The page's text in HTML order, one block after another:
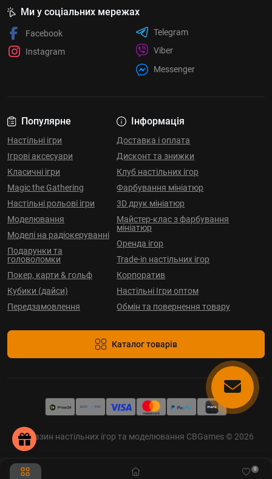
0
Популярне
Настільні ігри
Ігрові аксесуари
Класичні ігри
Magic the Gathering
Настільні рольові ігри
Моделювання
Моделі на радіокеруванні
Подарунки та
головоломки
Покер, карти & гольф
Кубики (дайси)
Передзамовлення
Інформація
Доставка і оплата
Дисконт та знижки
Клуб настільних ігор
Фарбування мініатюр
3D друк мініатюр
Майстер-клас з фарбування
мініатюр
Оренда ігор
Trade-in настільних ігор
Корпоратив
Настільні Ігри оптом
Обмін та повернення товару
Каталог товарів
Ми у соціальних мережах
Facebook
Instagram
Telegram
Viber
Messenger
Магазин настільних ігор та моделювання CBGames © 2026